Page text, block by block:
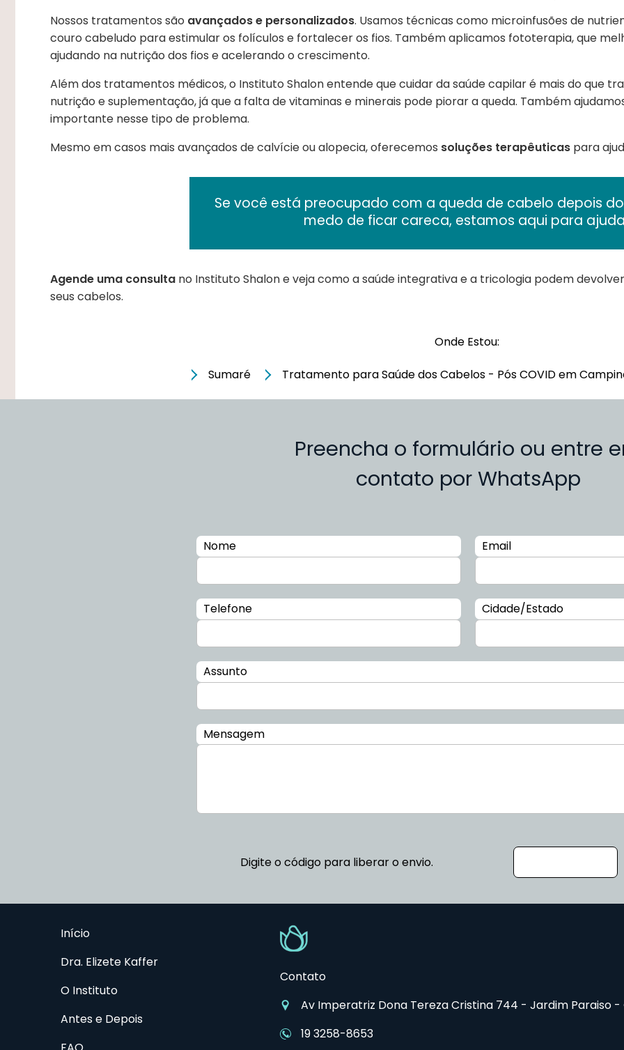
Nossos tratamentos são avançados e personalizados. Usamos técnicas como microinfusões de
couro cabeludo para estimular os folículos e fortalecer os fios. Também aplicamos fototerapia, que
ajudando na nutrição dos fios e acelerando o crescimento.
Além dos tratamentos médicos, o Instituto Shalon entende que cuidar da saúde capilar é mais do que
nutrição e suplementação, já que a falta de vitaminas e minerais pode piorar a queda. Também
importante nesse tipo de problema.
Mesmo em casos mais avançados de calvície ou alopecia, oferecemos soluções terapêuticas para
Se você está preocupado com a queda de cabelo depois
medo de ficar careca, estamos aqui para
Agende uma consulta no Instituto Shalon e veja como a saúde integrativa e a tricologia podem
seus cabelos.
Onde Estou:
Sumaré Tratamento para Saúde dos Cabelos - Pós COVID em
Preencha o formulário ou entre
contato por WhatsApp
Nome Email
Telefone Cidade/Estado
Assunto
Mensagem
Digite o código para liberar o envio.
Início
Dra. Elizete Kaffer
O Instituto
Antes e Depois
Contato
Av Imperatriz Dona Tereza Cristina 744 - Jardim Paraiso -
19 3258-8653